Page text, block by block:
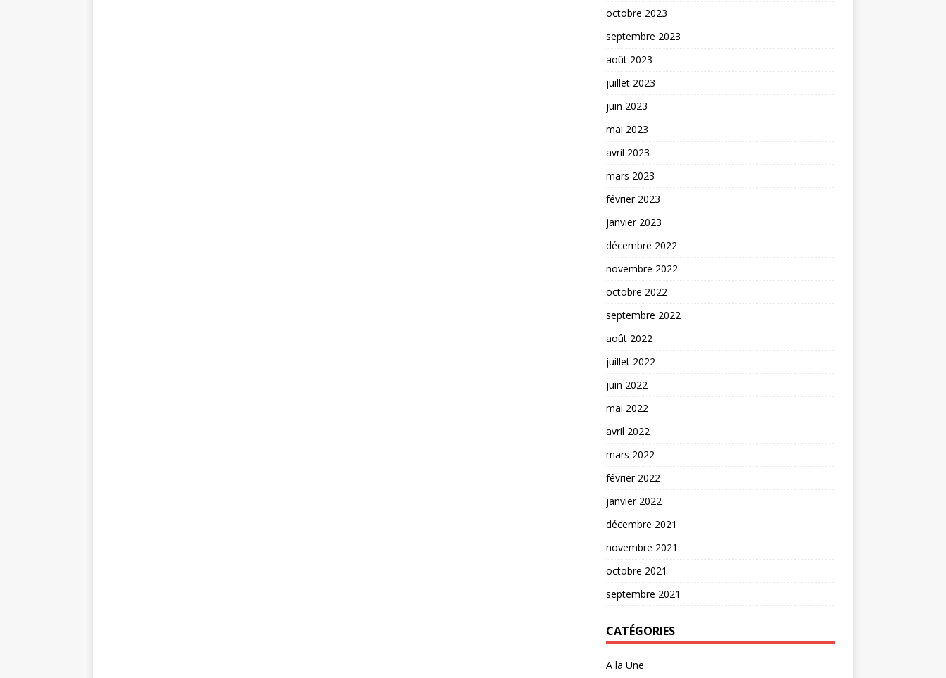
octobre 2023
septembre 2023
août 2023
juillet 2023
juin 2023
mai 2023
avril 2023
mars 2023
février 2023
janvier 2023
décembre 2022
novembre 2022
octobre 2022
septembre 2022
août 2022
juillet 2022
juin 2022
mai 2022
avril 2022
mars 2022
février 2022
janvier 2022
décembre 2021
novembre 2021
octobre 2021
septembre 2021
CATÉGORIES
A la Une